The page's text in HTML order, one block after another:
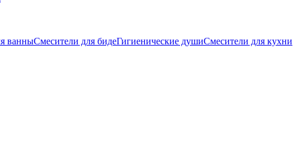
ванныСмесители для бидеГигиенические душиСмесители для кухни